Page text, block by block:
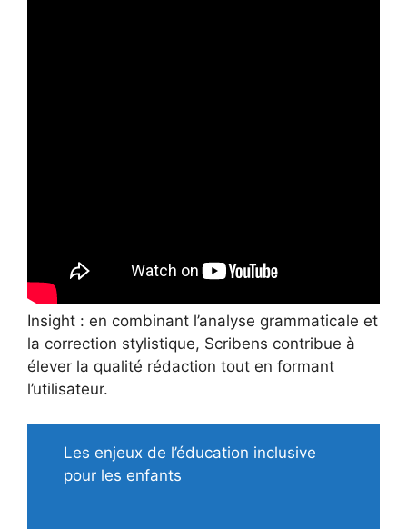
Insight : en combinant l’analyse grammaticale et
la correction stylistique, Scribens contribue à
élever la qualité rédaction tout en formant
l’utilisateur.
Les enjeux de l’éducation inclusive
pour les enfants